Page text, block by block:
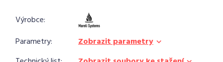
Výrobce:
Parametry:
Zobrazit parametry